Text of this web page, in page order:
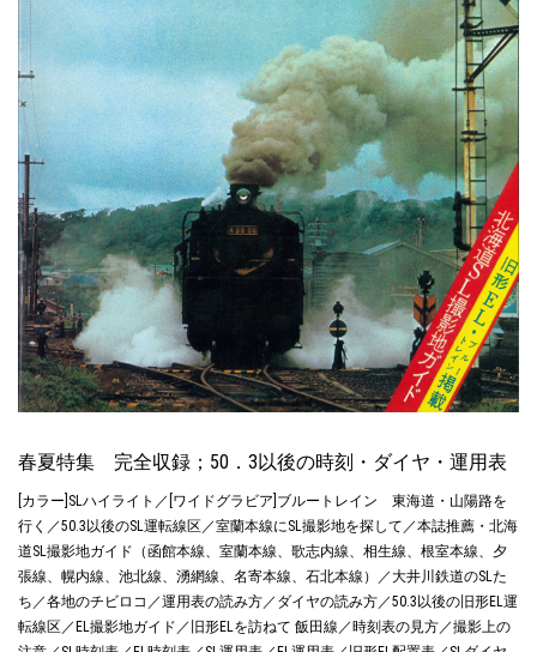
春夏特集 完全収録；50．3以後の時刻・ダイヤ・運用表
[カラー]SLハイライト／[ワイドグラビア]ブルートレイン 東海道・山陽路を
行く／50.3以後のSL運転線区／室蘭本線にSL撮影地を探して／本誌推薦・北海
道SL撮影地ガイド（函館本線、室蘭本線、歌志内線、相生線、根室本線、夕
張線、幌内線、池北線、湧網線、名寄本線、石北本線）／大井川鉄道のSLた
ち／各地のチビロコ／運用表の読み方／ダイヤの読み方／50.3以後の旧形EL運
転線区／EL撮影地ガイド／旧形ELを訪ねて 飯田線／時刻表の見方／撮影上の